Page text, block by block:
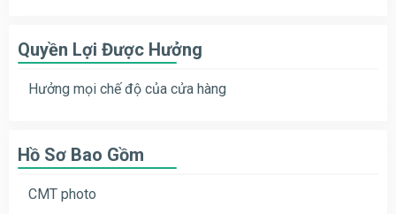
Quyền Lợi Được Hưởng
Hưởng mọi chế độ của cửa hàng
Hồ Sơ Bao Gồm
CMT photo